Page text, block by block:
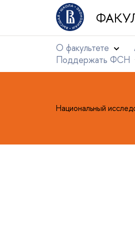
О факультете
Поддержать ФСН
Национальный